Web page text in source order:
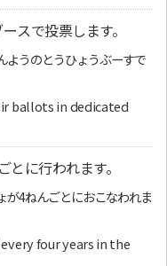
スで投票します。
ようのとうひょうぶーすで
ballots in dedicated
とに行われます。
が4ねんごとにおこなわれま
four years in the